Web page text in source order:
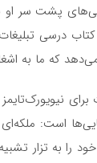
درسی
که ما به
کوهن» در گزارش
است:
را به تزار